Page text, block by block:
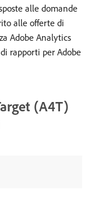
alle domande
alle offerte di
Adobe Analytics
rapporti per Adobe
(A4T)